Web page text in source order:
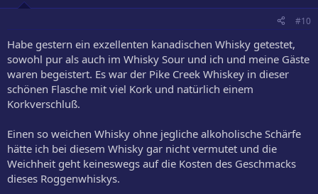
#10
Habe gestern ein exzellenten kanadischen Whisky getestet,
sowohl pur als auch im Whisky Sour und ich und meine Gäste
waren begeistert. Es war der Pike Creek Whiskey in dieser
schönen Flasche mit viel Kork und natürlich einem
Korkverschluß.
Einen so weichen Whisky ohne jegliche alkoholische Schärfe
hätte ich bei diesem Whisky gar nicht vermutet und die
Weichheit geht keineswegs auf die Kosten des Geschmacks
dieses Roggenwhiskys.